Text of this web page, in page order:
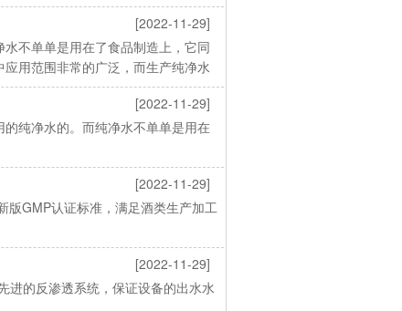
[2022-11-29]
不单单是用在了食品制造上，它同
用范围非常的广泛，而生产纯净水
[2022-11-29]
纯净水的。而纯净水不单单是用在
[2022-11-29]
版GMP认证标准，满足酒类生产加工
[2022-11-29]
进的反渗透系统，保证设备的出水水